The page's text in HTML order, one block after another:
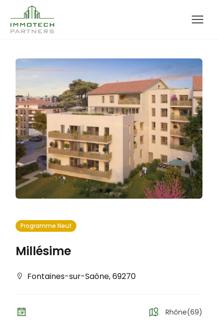
Programme Neuf
Millésime
Fontaines-sur-Saône,69270
Rhône(69)